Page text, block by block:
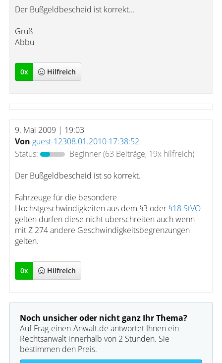
Der Bußgeldbescheid ist korrekt...
Gruß
Abbu
0x Hilfreich
9. Mai 2009 | 19:03
Von guest-12308.01.2010 17:38:52
Status:
Beginner(63 Beiträge, 19x hilfreich)
Der Bußgeldbescheid ist so korrekt.
Fahrzeuge für die besondere
Höchstgeschwindigkeiten aus dem §3 oder §18 StVO
gelten dürfen diese nicht überschreiten auch wenn
mit Z 274 andere Geschwindigkeitsbegrenzungen
gelten.
0x Hilfreich
Noch unsicher oder nicht ganz Ihr Thema?
Auf Frag-einen-Anwalt.de antwortet Ihnen ein
Rechtsanwalt innerhalb von 2 Stunden. Sie
bestimmen den Preis.